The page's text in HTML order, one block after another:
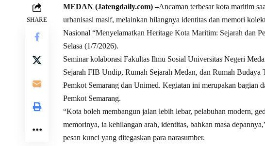
SHARE
MEDAN (Jatengdaily.com) –Ancaman terbesar kota maritim
urbanisasi masif, melainkan hilangnya identitas dan memori
Nasional “Menyelamatkan Heritage Kota Maritim: Sejarah dan
Selasa (1/7/2026).
Seminar kolaborasi Fakultas Ilmu Sosial Universitas Negeri
Sejarah FIB Undip, Rumah Sejarah Medan, dan Rumah
Pemkot Semarang dan Unimed. Kegiatan ini merupakan
Pemkot Semarang.
“Kota boleh membangun jalan lebih lebar, pelabuhan modern,
memorinya, ia kehilangan arah, identitas, bahkan masa
pesan kunci yang ditegaskan para narasumber.